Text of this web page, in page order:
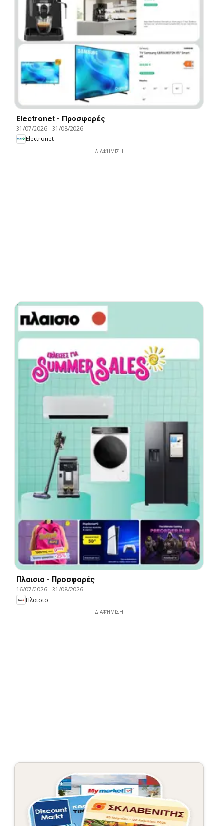
Electronet - Προσφορές
31/07/2026-31/08/2026
Electronet
ΔΙΑΦΉΜΙΣΗ
Πλαισιο - Προσφορές
16/07/2026-31/08/2026
Πλαισιο
ΔΙΑΦΉΜΙΣΗ